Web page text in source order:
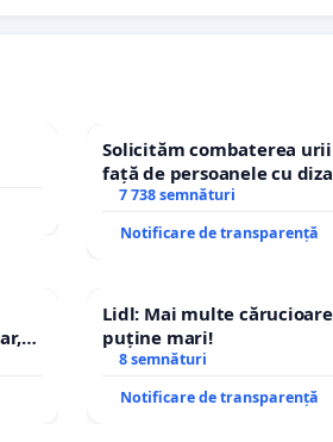
(1) din CONSTITUŢIA
DE ASOCIERE”, „CETĂŢENII SE
PUBLICE
ARTICOLUL 40 din
Solicităm combaterea
față de persoanele cu
7 738 semnături
Notificare de transparență
Lidl: Mai multe
puține mari!
8 semnături
Notificare de transparență